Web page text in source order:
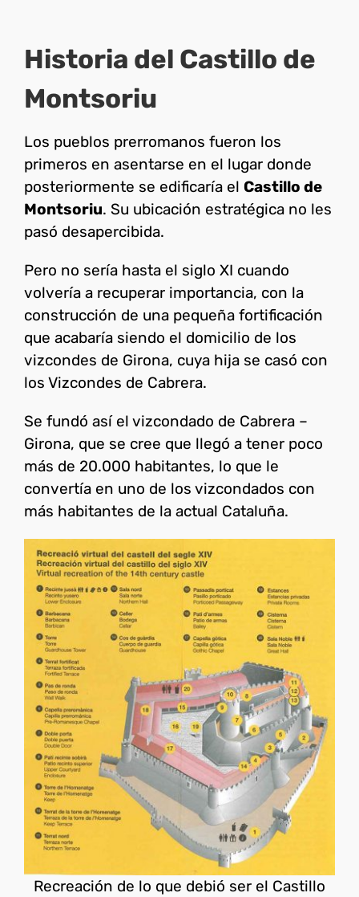
Historia del Castillo de
Montsoriu
Los pueblos prerromanos fueron los
primeros en asentarse en el lugar donde
posteriormente se edificaría el Castillo de
Montsoriu. Su ubicación estratégica no les
pasó desapercibida.
Pero no sería hasta el siglo XI cuando
volvería a recuperar importancia, con la
construcción de una pequeña fortificación
que acabaría siendo el domicilio de los
vizcondes de Girona, cuya hija se casó con
los Vizcondes de Cabrera.
Se fundó así el vizcondado de Cabrera –
Girona, que se cree que llegó a tener poco
más de 20.000 habitantes, lo que le
convertía en uno de los vizcondados con
más habitantes de la actual Cataluña.
Recreación de lo que debió ser el Castillo